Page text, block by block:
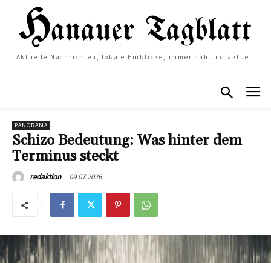
Aktuelle Nachrichten, lokale Einblicke, immer nah und aktuell
PANORAMA
Schizo Bedeutung: Was hinter dem
Terminus steckt
redaktion 09.07.2026